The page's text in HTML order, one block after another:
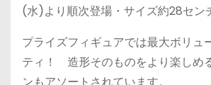
(水)より順次登場・サイズ約28セン
プライズフィギュアでは最大ボリュ
ティ！ 造形そのものをより楽しめ